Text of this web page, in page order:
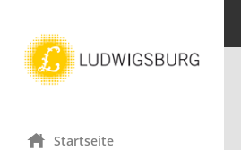
Startseite